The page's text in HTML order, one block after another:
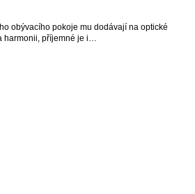
obývacího pokoje mu dodávají na optické
harmonii, příjemné je i…